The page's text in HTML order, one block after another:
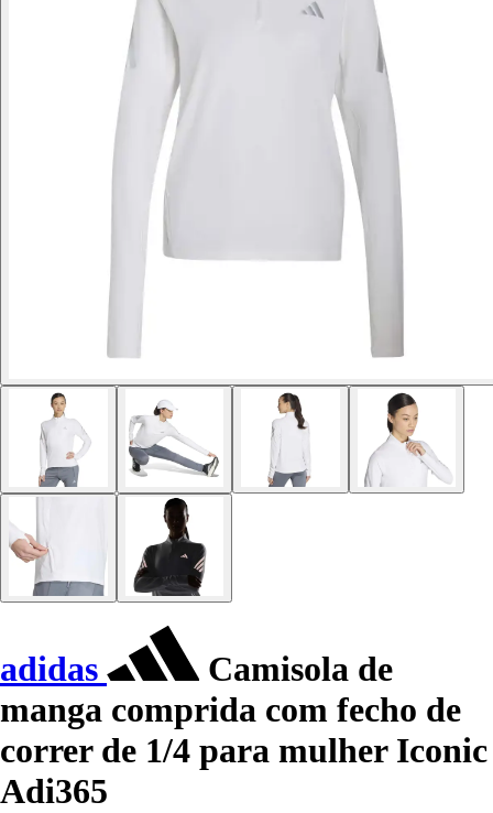
adidas
Camisola de
manga comprida com fecho de
correr de 1/4 para mulher Iconic
Adi365